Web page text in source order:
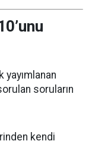
yayımlanan
soruların
kendi